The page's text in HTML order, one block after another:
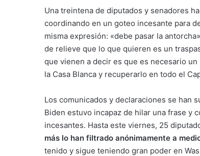
Una treintena de diputados y senadores
coordinando en un goteo incesante para
misma expresión: «debe pasar la
de relieve que lo que quieren es un
que vienen a decir es que es necesario
la Casa Blanca y recuperarlo en todo el
Los comunicados y declaraciones se han
Biden estuvo incapaz de hilar una frase y
incesantes. Hasta este viernes, 25
más lo han filtrado anónimamente a
tenido y sigue teniendo gran poder en